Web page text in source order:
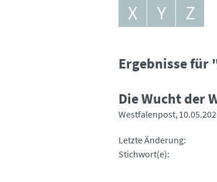
X
Y Z
Ergebnisse für
Die Wucht der
Westfalenpost
Letzte Änderung
Stichwort(e)